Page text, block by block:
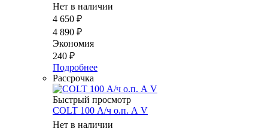
Нет в наличии
4 650 ₽
4 890 ₽
Экономия
240 ₽
Подробнее
Рассрочка
Быстрый просмотр
COLT 100 А/ч о.п. А V
Нет в наличии